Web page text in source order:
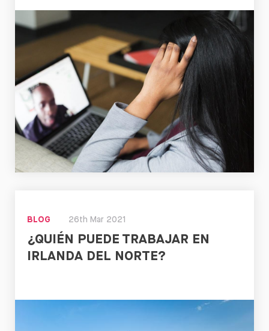
BLOG 26th Mar 2021
¿QUIÉN PUEDE TRABAJAR EN
IRLANDA DEL NORTE?